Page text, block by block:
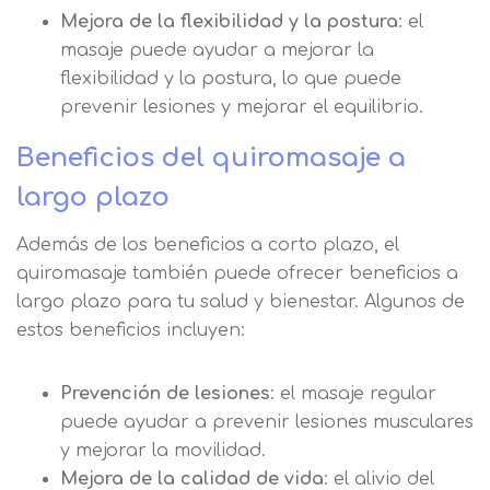
Mejora de la flexibilidad y la postura: el
masaje puede ayudar a mejorar la
flexibilidad y la postura, lo que puede
prevenir lesiones y mejorar el equilibrio.
Beneficios del quiromasaje a
largo plazo
Además de los beneficios a corto plazo, el
quiromasaje también puede ofrecer beneficios a
largo plazo para tu salud y bienestar. Algunos de
estos beneficios incluyen:
Prevención de lesiones: el masaje regular
puede ayudar a prevenir lesiones musculares
y mejorar la movilidad.
Mejora de la calidad de vida: el alivio del
básica.
Información adicional aquí
Acepto el tratamiento de mis datos con la
finalidad prevista en la información
Seguir navegando
Leer más